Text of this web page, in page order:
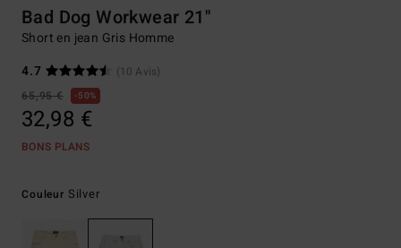
Bad Dog Workwear 21"
Short en jean Gris Homme
4.7
(10 Avis)
65,95 €
50%
32,98 €
BONS PLANS
Couleur Silver